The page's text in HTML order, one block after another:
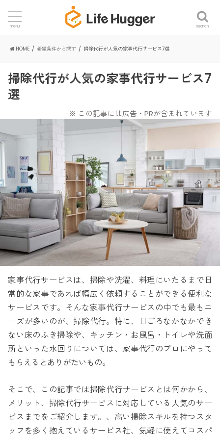
search
menu
HOME 希望条件から探す 掃除代行が人気の家事代行サービス7選
掃除代行が人気の家事代行サービス7
選
※ この記事には広告・PRが含まれています
家事代行サービスは、掃除や洗濯、料理にいたるまで日
常的な家事であれば幅広く依頼することができる便利な
サービスです。そんな家事代行サービスの中でも最もニ
ーズが多いのが、掃除代行。特に、日ごろなかなかでき
ない床のふき掃除や、キッチン・お風呂・トイレや洗面
所といった水回りについては、家事代行のプロにやって
もらえるとありがたいもの。
そこで、この記事では掃除代行サービスとは何かから、
メリット、掃除代行サービスに対応している人気のサー
ビスまでをご紹介します。、高い掃除スキルを持つスタ
ッフを多く抱えているサービス社、気軽に使えてコスパ